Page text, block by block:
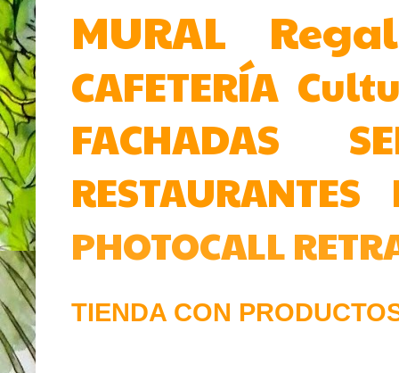
MURAL
CAFETERÍA
FACHADAS
RESTAURANTES
PHOTOCALL
TIENDA CON